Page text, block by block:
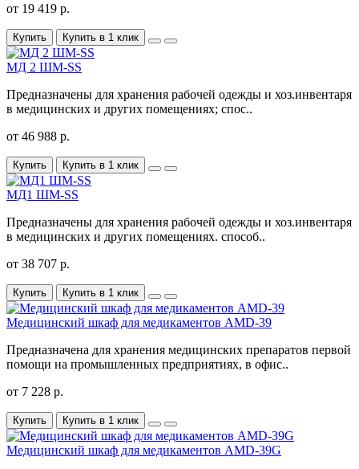
от 19 419 р.
Купить Купить в 1 клик
МД 2 ШМ-SS
Предназначены для хранения рабочей одежды и хоз.инвентаря
в медицинских и других помещениях; спос..
от 46 988 р.
Купить Купить в 1 клик
МД1 ШМ-SS
Предназначены для хранения рабочей одежды и хоз.инвентаря
в медицинских и других помещениях. способ..
от 38 707 р.
Купить Купить в 1 клик
Медицинский шкаф для медикаментов AMD-39
Предназначена для хранения медицинских препаратов первой
помощи на промышленных предприятиях, в офис..
от 7 228 р.
Купить Купить в 1 клик
Медицинский шкаф для медикаментов AMD-39G